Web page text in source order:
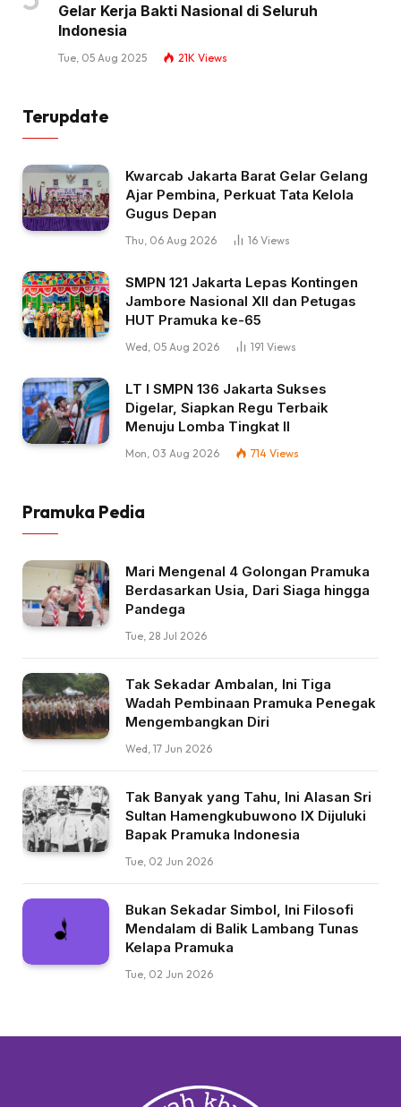
Gelar Kerja Bakti Nasional di Seluruh
Indonesia
Tue, 05 Aug 2025 21K Views
Terupdate
Kwarcab Jakarta Barat Gelar Gelang
Ajar Pembina, Perkuat Tata Kelola
Gugus Depan
Thu, 06 Aug 2026 16 Views
SMPN 121 Jakarta Lepas Kontingen
Jambore Nasional XII dan Petugas
HUT Pramuka ke-65
Wed, 05 Aug 2026 191 Views
LT I SMPN 136 Jakarta Sukses
Digelar, Siapkan Regu Terbaik
Menuju Lomba Tingkat II
Mon, 03 Aug 2026 714 Views
Pramuka Pedia
Mari Mengenal 4 Golongan Pramuka
Berdasarkan Usia, Dari Siaga hingga
Pandega
Tue, 28 Jul 2026
Tak Sekadar Ambalan, Ini Tiga
Wadah Pembinaan Pramuka Penegak
Mengembangkan Diri
Wed, 17 Jun 2026
Tak Banyak yang Tahu, Ini Alasan Sri
Sultan Hamengkubuwono IX Dijuluki
Bapak Pramuka Indonesia
Tue, 02 Jun 2026
Bukan Sekadar Simbol, Ini Filosofi
Mendalam di Balik Lambang Tunas
Kelapa Pramuka
Tue, 02 Jun 2026